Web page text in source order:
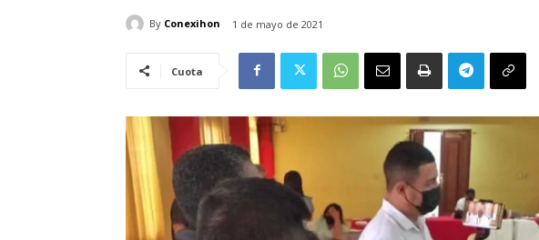
By Conexihon 1 de mayo de 2021
Cuota